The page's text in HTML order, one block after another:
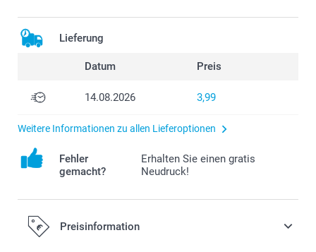
Lieferung
Datum Preis
14.08.2026 3,99
Weitere Informationen zu allen Lieferoptionen
Fehler
gemacht?
Erhalten Sie einen gratis
Neudruck!
Preisinformation